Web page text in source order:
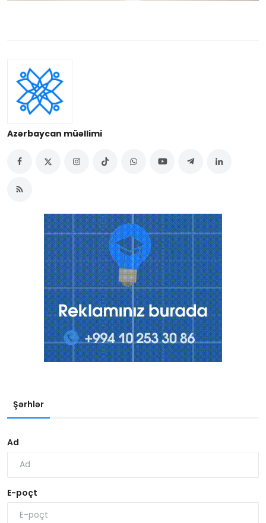
Azərbaycan müəllimi
Şərhlər
Ad
E-poçt